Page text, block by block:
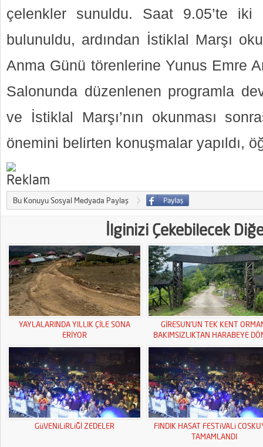
çelenkler sunuldu. Saat 9.05’te iki
bulunuldu, ardından İstiklal Marşı
Anma Günü törenlerine Yunus Emre
Salonunda düzenlenen programla
ve İstiklal Marşı’nın okunması
önemini belirten konuşmalar yapıldı,
Bu Konuyu Sosyal Medyada Paylaş
İlginizi Çekebilecek
YAYLALARINDA YILLIK ÇİLE SONA
ERİYOR
GİRESUN’UN TEK KENT
BAKIMSIZLIKTAN HARABEYE
GüVENiLiRLiĞİ ZEDELER
FINDIK HASAT FESTiVALi
TAMAMLANDI